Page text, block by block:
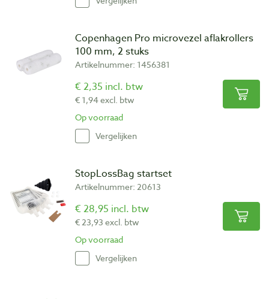
Copenhagen Pro microvezel aflakrollers
100 mm, 2 stuks
Artikelnummer: 1456381
€ 2,35 incl. btw
€ 1,94 excl. btw
Op voorraad
Vergelijken
StopLossBag startset
Artikelnummer: 20613
€ 28,95 incl. btw
€ 23,93 excl. btw
Op voorraad
Vergelijken